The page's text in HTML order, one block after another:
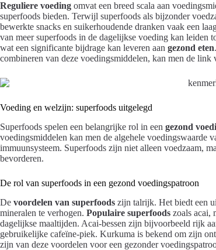
Reguliere voeding omvat een breed scala aan
superfoods bieden. Terwijl superfoods als bijzonder
bewerkte snacks en suikerhoudende dranken vaak een
van meer superfoods in de dagelijkse voeding kan leiden
wat een significante bijdrage kan leveren aan gezond eten
combineren van deze voedingsmiddelen, kan men de link
Voeding en welzijn: superfoods uitgelegd
Superfoods spelen een belangrijke rol in een gezond
voedingsmiddelen kan men de algehele voedingswaarde
immuunsysteem. Superfoods zijn niet alleen voedzaam,
bevorderen.
De rol van superfoods in een gezond voedingspatroon
De voordelen van superfoods zijn talrijk. Het biedt een
mineralen te verhogen. Populaire superfoods zoals acai,
dagelijkse maaltijden. Acai-bessen zijn bijvoorbeeld rijk
gebruikelijke cafeïne-piek. Kurkuma is bekend om zijn
zijn van deze voordelen voor een gezonder